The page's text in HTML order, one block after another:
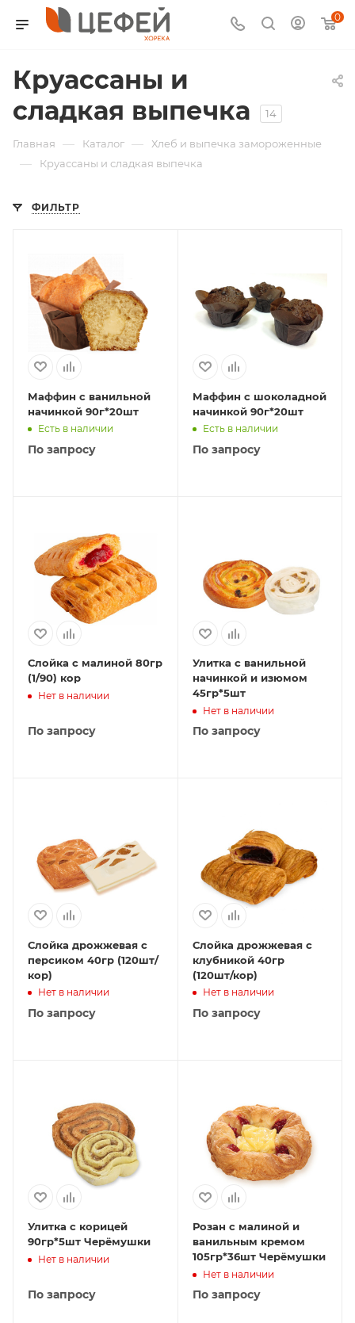
0
Круассаны и
сладкая выпечка
14
Главная — Каталог — Хлеб и выпечка замороженные
— Круассаны и сладкая выпечка
ФИЛЬТР
Маффин с ванильной
начинкой 90г*20шт
Есть в наличии
По запросу
Маффин с шоколадной
начинкой 90г*20шт
Есть в наличии
По запросу
Слойка с малиной 80гр
(1/90) кор
Нет в наличии
По запросу
Улитка с ванильной
начинкой и изюмом
45гр*5шт
Нет в наличии
По запросу
Слойка дрожжевая с
персиком 40гр (120шт/
кор)
Нет в наличии
По запросу
Слойка дрожжевая с
клубникой 40гр
(120шт/кор)
Нет в наличии
По запросу
Улитка с корицей
90гр*5шт Черёмушки
Нет в наличии
По запросу
Розан с малиной и
ванильным кремом
105гр*36шт Черёмушки
Нет в наличии
По запросу